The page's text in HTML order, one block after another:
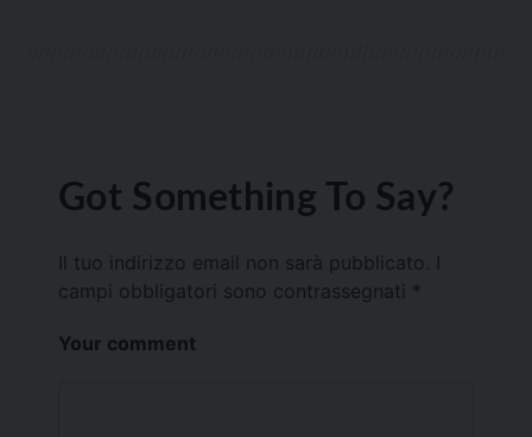
Got Something To Say?
Il tuo indirizzo email non sarà pubblicato.
campi obbligatori sono contrassegnati *
Your comment